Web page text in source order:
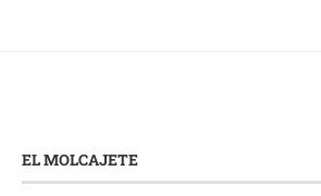
EL MOLCAJETE